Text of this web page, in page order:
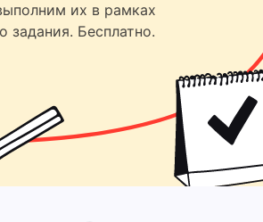
их в рамках
задания. Бесплатно.